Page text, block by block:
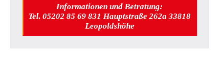
Informationen und Betratung:
Tel. 05202 85 69 831 Hauptstraße 262a 33818
Leopoldshöhe